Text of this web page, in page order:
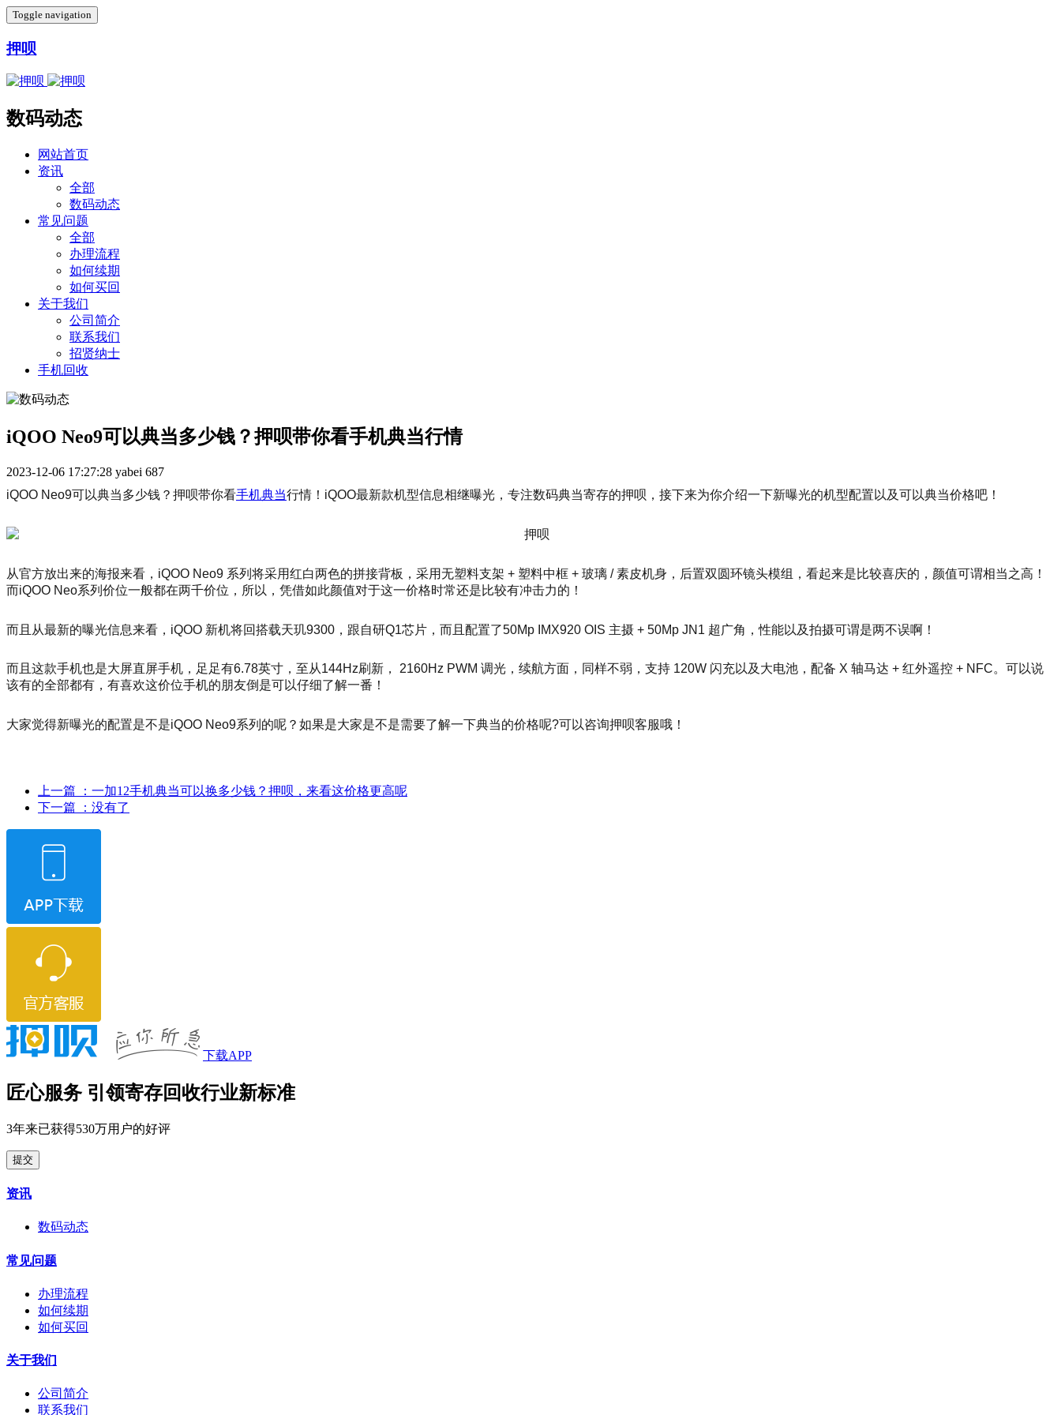
Toggle navigation
押呗
数码动态
网站首页
资讯
全部
数码动态
常见问题
全部
办理流程
如何续期
如何买回
关于我们
公司简介
联系我们
招贤纳士
手机回收
iQOO Neo9可以典当多少钱？押呗带你看手机典当行情
2023-12-06 17:27:28 yabei 687
iQOO Neo9可以典当多少钱？押呗带你看手机典当行情！iQOO最新款机型信息相继曝光，专注数码典当寄存的押呗，接下来为你介绍一下新曝光的机型配置以及可以典当价格吧！
从官方放出来的海报来看，iQOO Neo9 系列将采用红白两色的拼接背板，采用无塑料支架 + 塑料中框 + 玻璃 / 素皮机身，后置双圆环镜头模组，看起来是比较喜庆的，颜值可谓相当之高！
而iQOO Neo系列价位一般都在两千价位，所以，凭借如此颜值对于这一价格时常还是比较有冲击力的！
而且从最新的曝光信息来看，iQOO 新机将回搭载天玑9300，跟自研Q1芯片，而且配置了50Mp IMX920 OIS 主摄 + 50Mp JN1 超广角，性能以及拍摄可谓是两不误啊！
而且这款手机也是大屏直屏手机，足足有6.78英寸，至从144Hz刷新， 2160Hz PWM 调光，续航方面，同样不弱，支持 120W 闪充以及大电池，配备 X 轴马达 + 红外遥控 + NFC。可以说
该有的全部都有，有喜欢这价位手机的朋友倒是可以仔细了解一番！
大家觉得新曝光的配置是不是iQOO Neo9系列的呢？如果是大家是不是需要了解一下典当的价格呢?可以咨询押呗客服哦！
上一篇
：一加12手机典当可以换多少钱？押呗，来看这价格更高呢
下一篇
：没有了
下载APP
匠心服务 引领寄存回收行业新标准
3年来已获得530万用户的好评
提交
资讯
数码动态
常见问题
办理流程
如何续期
如何买回
关于我们
公司简介
联系我们